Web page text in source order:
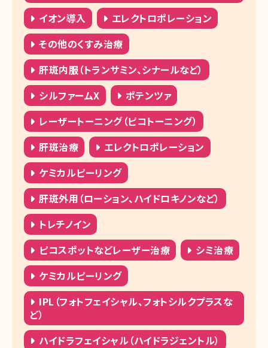
湘南美容クリニック 大阪京橋院
湘南美容クリニック 大阪堺東院
湘南美容クリニック 江坂院
湘南美容皮フ科 枚方院
湘南美容クリニック 高槻院
湘南美容クリニック 神戸三宮院
湘南美容クリニック 明石院
湘南美容クリニック 姫路院
湘南美容クリニック 西宮北口院
湘南美容クリニック 奈良院
湘南美容クリニック 和歌山院
湘南美容クリニック 岡山院
湘南美容クリニック 広島院
湘南美容クリニック 福山院
イオン導入
エレクトロポレーション
その他のくすみ治療
肝斑内服（トランサミン、シナールなど）
シルファームX
ポテンツァ
レーザートーニング（ピコトーニング）
肝斑治療
エレクトロポレーション
ケミカルピーリング
肝斑外用（ローション、ハイドロキノンなど）
トレチノイン
ピコスポットなどレーザー治療
シミ治療
ケミカルピーリング
IPL（フォトフェイシャル、フォトシルクプラスな
ど）
ハイドラフェイシャル（ハイドラジェントル）